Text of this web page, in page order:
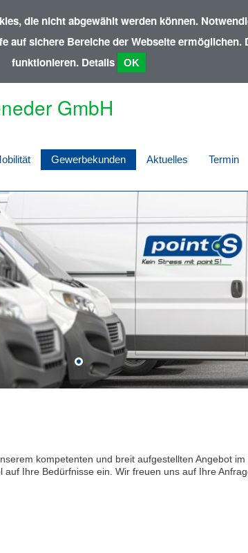
die nicht abgewählt werden können.
sichere Bereiche der Webseite
funktionieren. Details OK
GmbH
Gewerbekunden Aktuelles Termin
kompetenten und breit aufgestellten Angebot
Ihre Bedürfnisse ein. Wir freuen uns auf Ihre